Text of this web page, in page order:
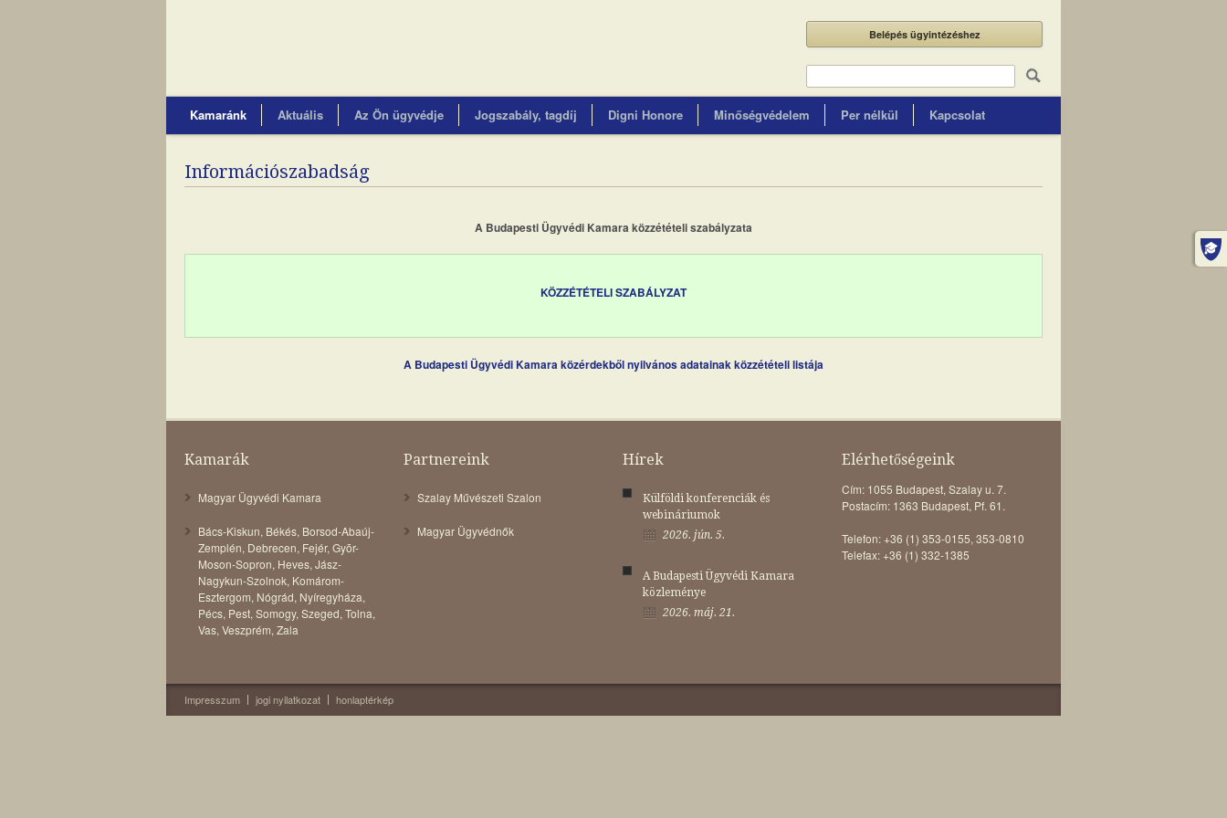
Belépés ügyintézéshez
Kamaránk Aktuális Az Ön ügyvédje Jogszabály, tagdíj Digni Honore Minőségvédelem Per nélkül Kapcsolat
Információszabadság
A Budapesti Ügyvédi Kamara közzétételi szabályzata
KÖZZÉTÉTELI SZABÁLYZAT
A Budapesti Ügyvédi Kamara közérdekből nyilvános adatainak közzétételi listája
Kamarák
Magyar Ügyvédi Kamara
Bács-Kiskun, Békés, Borsod-Abaúj-
Zemplén, Debrecen, Fejér, Gyõr-
Moson-Sopron, Heves, Jász-
Nagykun-Szolnok, Komárom-
Esztergom, Nógrád, Nyíregyháza,
Pécs, Pest, Somogy, Szeged, Tolna,
Vas, Veszprém, Zala
Partnereink
Szalay Művészeti Szalon
Magyar Ügyvédnők
Hírek
Külföldi konferenciák és
webináriumok
2026. jún. 5.
A Budapesti Ügyvédi Kamara
közleménye
2026. máj. 21.
Elérhetőségeink
Cím: 1055 Budapest, Szalay u. 7.
Postacím: 1363 Budapest, Pf. 61.
Telefon: +36 (1) 353-0155, 353-0810
Telefax: +36 (1) 332-1385
Impresszum jogi nyilatkozat honlaptérkép